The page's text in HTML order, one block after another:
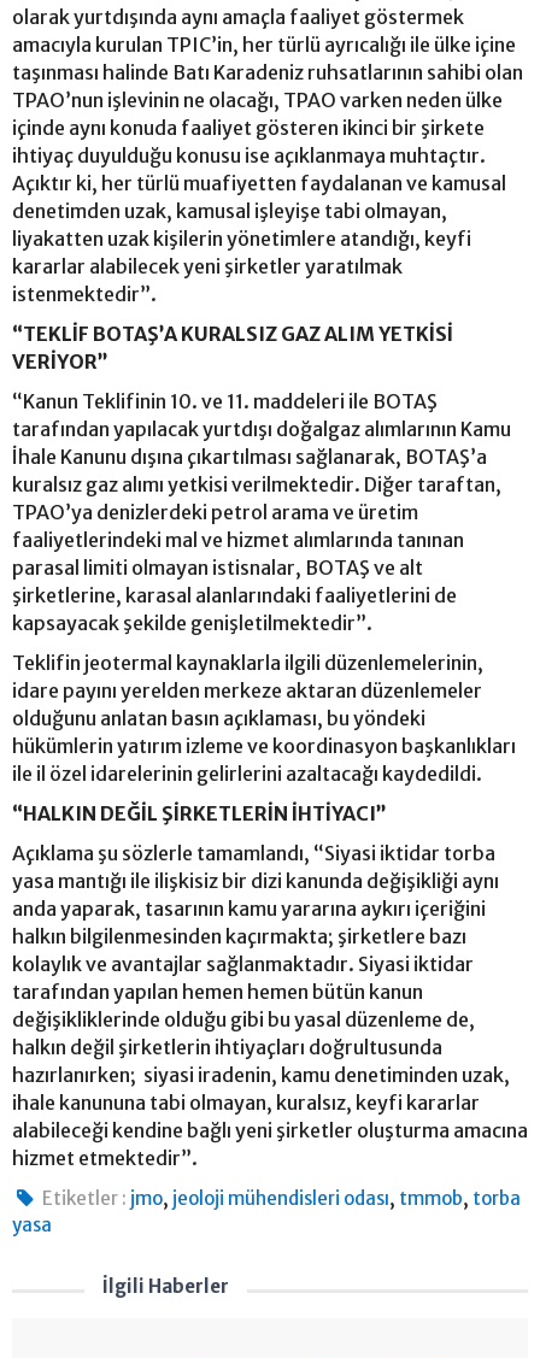
olarak yurtdışında aynı amaçla faaliyet göstermek
amacıyla kurulan TPIC’in, her türlü ayrıcalığı ile ülke içine
taşınması halinde Batı Karadeniz ruhsatlarının sahibi olan
TPAO’nun işlevinin ne olacağı, TPAO varken neden ülke
içinde aynı konuda faaliyet gösteren ikinci bir şirkete
ihtiyaç duyulduğu konusu ise açıklanmaya muhtaçtır.
Açıktır ki, her türlü muafiyetten faydalanan ve kamusal
denetimden uzak, kamusal işleyişe tabi olmayan,
liyakatten uzak kişilerin yönetimlere atandığı, keyfi
kararlar alabilecek yeni şirketler yaratılmak
istenmektedir”.
“TEKLİF BOTAŞ’A KURALSIZ GAZ ALIM YETKİSİ
VERİYOR”
“Kanun Teklifinin 10. ve 11. maddeleri ile BOTAŞ
tarafından yapılacak yurtdışı doğalgaz alımlarının Kamu
İhale Kanunu dışına çıkartılması sağlanarak, BOTAŞ’a
kuralsız gaz alımı yetkisi verilmektedir. Diğer taraftan,
TPAO’ya denizlerdeki petrol arama ve üretim
faaliyetlerindeki mal ve hizmet alımlarında tanınan
parasal limiti olmayan istisnalar, BOTAŞ ve alt
şirketlerine, karasal alanlarındaki faaliyetlerini de
kapsayacak şekilde genişletilmektedir”.
Teklifin jeotermal kaynaklarla ilgili düzenlemelerinin,
idare payını yerelden merkeze aktaran düzenlemeler
olduğunu anlatan basın açıklaması, bu yöndeki
hükümlerin yatırım izleme ve koordinasyon başkanlıkları
ile il özel idarelerinin gelirlerini azaltacağı kaydedildi.
“HALKIN DEĞİL ŞİRKETLERİN İHTİYACI”
Açıklama şu sözlerle tamamlandı, “Siyasi iktidar torba
yasa mantığı ile ilişkisiz bir dizi kanunda değişikliği aynı
anda yaparak, tasarının kamu yararına aykırı içeriğini
halkın bilgilenmesinden kaçırmakta; şirketlere bazı
kolaylık ve avantajlar sağlanmaktadır. Siyasi iktidar
tarafından yapılan hemen hemen bütün kanun
değişikliklerinde olduğu gibi bu yasal düzenleme de,
halkın değil şirketlerin ihtiyaçları doğrultusunda
hazırlanırken; siyasi iradenin, kamu denetiminden uzak,
ihale kanununa tabi olmayan, kuralsız, keyfi kararlar
alabileceği kendine bağlı yeni şirketler oluşturma amacına
hizmet etmektedir”.
Etiketler : jmo, jeoloji mühendisleri odası, tmmob, torba
yasa
İlgili Haberler